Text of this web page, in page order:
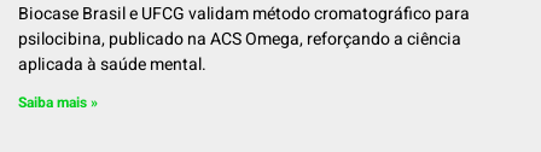
Biocase Brasil e UFCG validam método cromatográfico para
psilocibina, publicado na ACS Omega, reforçando a ciência
aplicada à saúde mental.
Saiba mais »